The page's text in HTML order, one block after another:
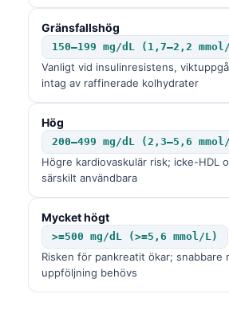
Gränsfallshög
150–199 mg/dL (1,7–2,2
Vanligt vid insulinresistens,
intag av raffinerade kolhydrater
Hög
200–499 mg/dL (2,3–5,6
Högre kardiovaskulär risk; icke-HDL
särskilt användbara
Mycket högt
>=500 mg/dL (>=5,6 mmol/L)
Risken för pankreatit ökar; snabbare
uppföljning behövs